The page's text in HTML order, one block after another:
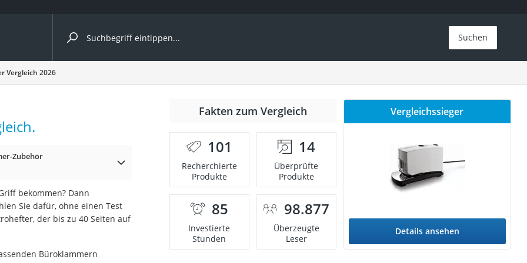
nach Kategorie
Suchen
Vergleich 2026
Zubehör
bekommen? Dann
Sie dafür, ohne einen Test
der bis zu 40 Seiten auf
Büroklammern
Fakten zum Vergleich
101
Recherchierte
Produkte
14
Überprüfte
Produkte
85
Investierte
Stunden
98.877
Überzeugte
Leser
Vergleichssieger
Details ansehen